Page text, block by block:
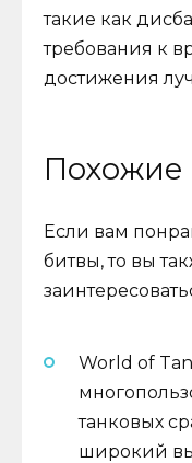
такие как
требования к
достижения
Похожие
Если вам
битвы, то вы
World of
танковых
широкий